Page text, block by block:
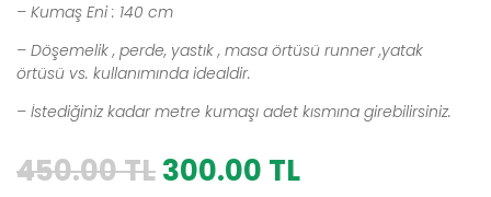
– Kumaş Eni : 140 cm
– Döşemelik , perde, yastık , masa örtüsü runner ,yatak
örtüsü vs. kullanımında idealdir.
– İstediğiniz kadar metre kumaşı adet kısmına girebilirsiniz.
450.00TLOrijinal
300.00 TLŞu